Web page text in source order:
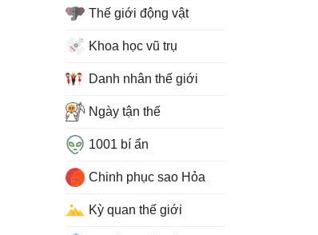
Thế giới động vật
Khoa học vũ trụ
Danh nhân thế giới
Ngày tận thế
1001 bí ẩn
Chinh phục sao Hỏa
Kỳ quan thế giới